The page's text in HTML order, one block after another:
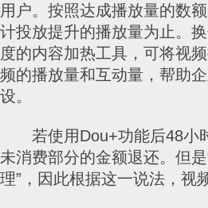
用户。按照达成播放量的数
计投放提升的播放量为止。
度的内容加热工具，可将视
频的播放量和互动量，帮助
设。
若使用Dou+功能后48小
未消费部分的金额退还。但
理”，因此根据这一说法，视